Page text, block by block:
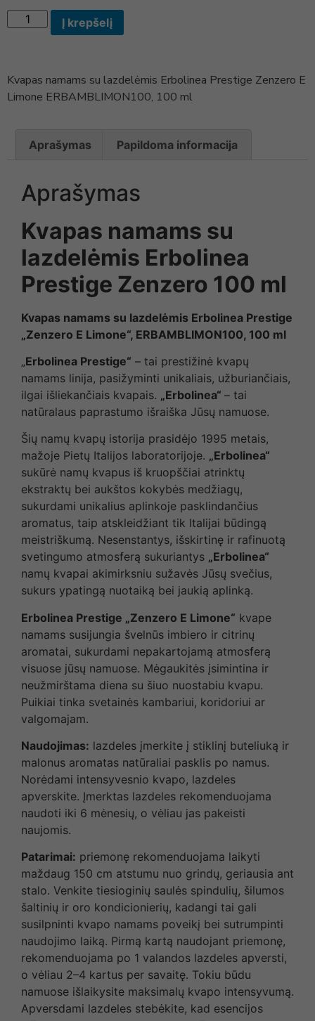
Į krepšelį
Kvapas namams su lazdelėmis Erbolinea Prestige Zenzero E
Limone ERBAMBLIMON100, 100 ml
Aprašymas Papildoma informacija
Aprašymas
Kvapas namams su
lazdelėmis Erbolinea
Prestige Zenzero 100 ml
Kvapas namams su lazdelėmis Erbolinea Prestige
„Zenzero E Limone“, ERBAMBLIMON100, 100 ml
„Erbolinea Prestige“ – tai prestižinė kvapų
namams linija, pasižyminti unikaliais, užburiančiais,
ilgai išliekančiais kvapais. „Erbolinea“ – tai
natūralaus paprastumo išraiška Jūsų namuose.
Šių namų kvapų istorija prasidėjo 1995 metais,
mažoje Pietų Italijos laboratorijoje. „Erbolinea“
sukūrė namų kvapus iš kruopščiai atrinktų
ekstraktų bei aukštos kokybės medžiagų,
sukurdami unikalius aplinkoje pasklindančius
aromatus, taip atskleidžiant tik Italijai būdingą
meistriškumą. Nesenstantys, išskirtinę ir rafinuotą
svetingumo atmosferą sukuriantys „Erbolinea“
namų kvapai akimirksniu sužavės Jūsų svečius,
sukurs ypatingą nuotaiką bei jaukią aplinką.
Erbolinea Prestige „Zenzero E Limone“ kvape
namams susijungia švelnūs imbiero ir citrinų
aromatai, sukurdami nepakartojamą atmosferą
visuose jūsų namuose. Mėgaukitės įsimintina ir
neužmirštama diena su šiuo nuostabiu kvapu.
Puikiai tinka svetainės kambariui, koridoriui ar
valgomajam.
Naudojimas: lazdeles įmerkite į stiklinį buteliuką ir
malonus aromatas natūraliai pasklis po namus.
Norėdami intensyvesnio kvapo, lazdeles
apverskite. Įmerktas lazdeles rekomenduojama
naudoti iki 6 mėnesių, o vėliau jas pakeisti
naujomis.
Patarimai: priemonę rekomenduojama laikyti
maždaug 150 cm atstumu nuo grindų, geriausia ant
stalo. Venkite tiesioginių saulės spindulių, šilumos
šaltinių ir oro kondicionierių, kadangi tai gali
susilpninti kvapo namams poveikį bei sutrumpinti
naudojimo laiką. Pirmą kartą naudojant priemonę,
rekomenduojama po 1 valandos lazdeles apversti,
o vėliau 2–4 kartus per savaitę. Tokiu būdu
namuose išlaikysite maksimalų kvapo intensyvumą.
Apversdami lazdeles stebėkite, kad esencijos